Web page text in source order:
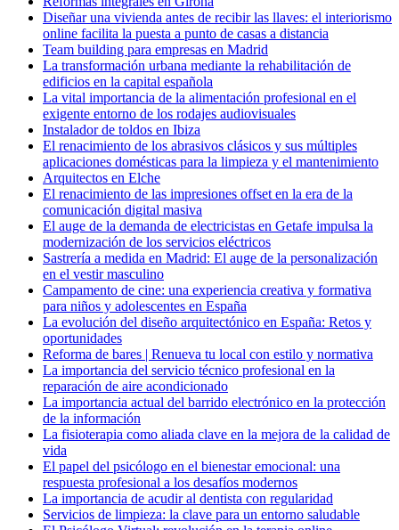
Diseñar una vivienda antes de recibir las llaves: el interiorismo
online facilita la puesta a punto de casas a distancia
Team building para empresas en Madrid
La transformación urbana mediante la rehabilitación de
edificios en la capital española
La vital importancia de la alimentación profesional en el
exigente entorno de los rodajes audiovisuales
Instalador de toldos en Ibiza
El renacimiento de los abrasivos clásicos y sus múltiples
aplicaciones domésticas para la limpieza y el mantenimiento
Arquitectos en Elche
El renacimiento de las impresiones offset en la era de la
comunicación digital masiva
El auge de la demanda de electricistas en Getafe impulsa la
modernización de los servicios eléctricos
Sastrería a medida en Madrid: El auge de la personalización
en el vestir masculino
Campamento de cine: una experiencia creativa y formativa
para niños y adolescentes en España
La evolución del diseño arquitectónico en España: Retos y
oportunidades
Reforma de bares | Renueva tu local con estilo y normativa
La importancia del servicio técnico profesional en la
reparación de aire acondicionado
La importancia actual del barrido electrónico en la protección
de la información
La fisioterapia como aliada clave en la mejora de la calidad de
vida
El papel del psicólogo en el bienestar emocional: una
respuesta profesional a los desafíos modernos
La importancia de acudir al dentista con regularidad
Servicios de limpieza: la clave para un entorno saludable